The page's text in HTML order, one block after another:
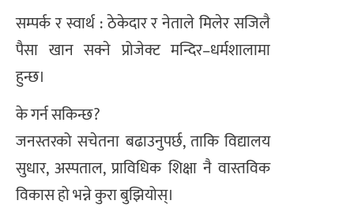
सम्पर्क र स्वार्थ : ठेकेदार र नेताले मिलेर सजिलै
पैसा खान सक्ने प्रोजेक्ट मन्दिर–धर्मशालामा
हुन्छ।
के गर्न सकिन्छ?
जनस्तरको सचेतना बढाउनुपर्छ, ताकि विद्यालय
सुधार, अस्पताल, प्राविधिक शिक्षा नै वास्तविक
विकास हो भन्ने कुरा बुझियोस्।